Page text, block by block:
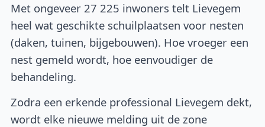
Met ongeveer 27 225 inwoners telt Lievegem
heel wat geschikte schuilplaatsen voor nesten
(daken, tuinen, bijgebouwen). Hoe vroeger een
nest gemeld wordt, hoe eenvoudiger de
behandeling.
Zodra een erkende professional Lievegem dekt,
wordt elke nieuwe melding uit de zone